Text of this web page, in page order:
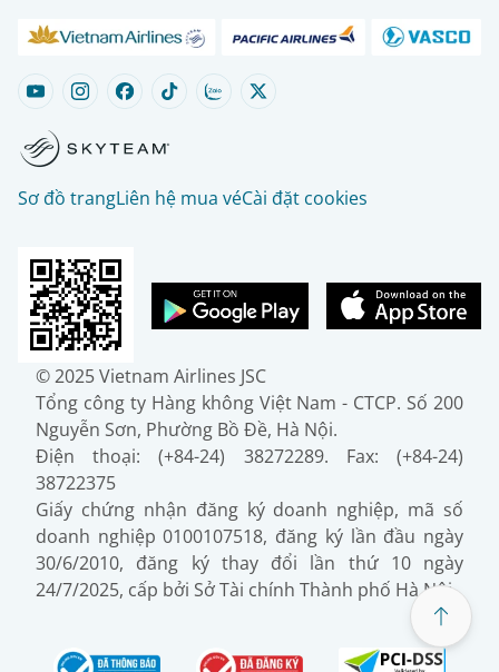
Sơ đồ trangLiên hệ mua véCài đặt cookies
© 2025 Vietnam Airlines JSC
Tổng công ty Hàng không Việt Nam - CTCP. Số 200
Nguyễn Sơn, Phường Bồ Đề, Hà Nội.
Điện thoại: (+84-24) 38272289. Fax: (+84-24)
38722375
Giấy chứng nhận đăng ký doanh nghiệp, mã số
doanh nghiệp 0100107518, đăng ký lần đầu ngày
30/6/2010, đăng ký thay đổi lần thứ 10 ngày
24/7/2025, cấp bởi Sở Tài chính Thành phố Hà Nội.